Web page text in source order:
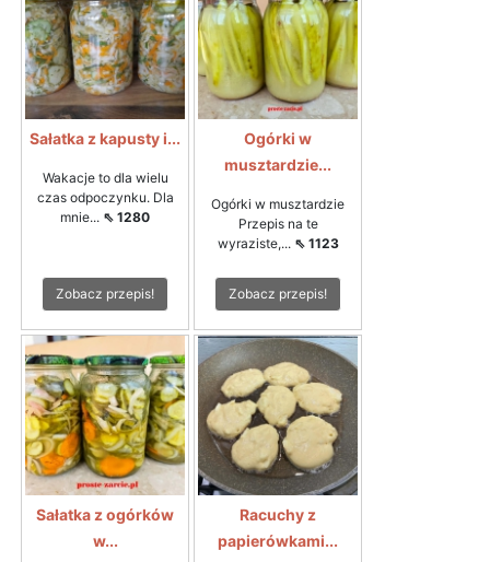
Sałatka z kapusty i...
Wakacje to dla wielu
czas odpoczynku. Dla
mnie... ⇖ 1280
Zobacz przepis!
Ogórki w
musztardzie...
Ogórki w musztardzie
Przepis na te
wyraziste,... ⇖ 1123
Zobacz przepis!
Sałatka z ogórków
w...
Racuchy z
papierówkami...